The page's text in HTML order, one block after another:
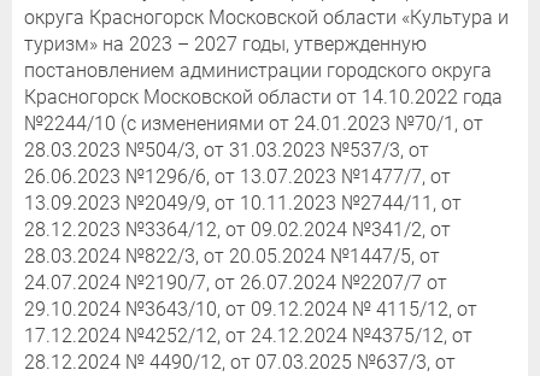
округа Красногорск Московской области «Культура и
туризм» на 2023 – 2027 годы, утвержденную
постановлением администрации городского округа
Красногорск Московской области от 14.10.2022 года
№2244/10 (с изменениями от 24.01.2023 №70/1, от
28.03.2023 №504/3, от 31.03.2023 №537/3, от
26.06.2023 №1296/6, от 13.07.2023 №1477/7, от
13.09.2023 №2049/9, от 10.11.2023 №2744/11, от
28.12.2023 №3364/12, от 09.02.2024 №341/2, от
28.03.2024 №822/3, от 20.05.2024 №1447/5, от
24.07.2024 №2190/7, от 26.07.2024 №2207/7 от
29.10.2024 №3643/10, от 09.12.2024 № 4115/12, от
17.12.2024 №4252/12, от 24.12.2024 №4375/12, от
28.12.2024 № 4490/12, от 07.03.2025 №637/3, от